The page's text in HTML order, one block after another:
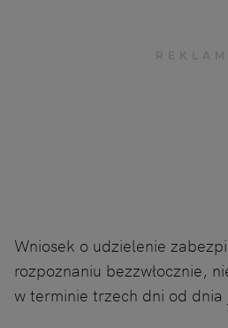
Wniosek o udzielenie
rozpoznaniu bezzwłocznie,
w terminie trzech dni od dnia